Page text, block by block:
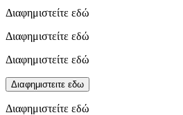
Διαφημιστείτε εδώ
Διαφημιστείτε εδώ
Διαφημιστείτε εδώ
Διαφημιστειτε εδω
Διαφημιστείτε εδώ